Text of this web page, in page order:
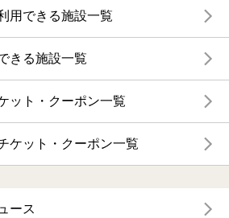
用できる施設一覧
きる施設一覧
ット・クーポン一覧
ケット・クーポン一覧
ース